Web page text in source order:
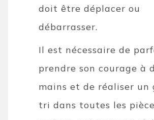
doit être déplacer ou
débarrasser.
Il est nécessaire de
prendre son courage à
mains et de réaliser un
tri dans toutes les